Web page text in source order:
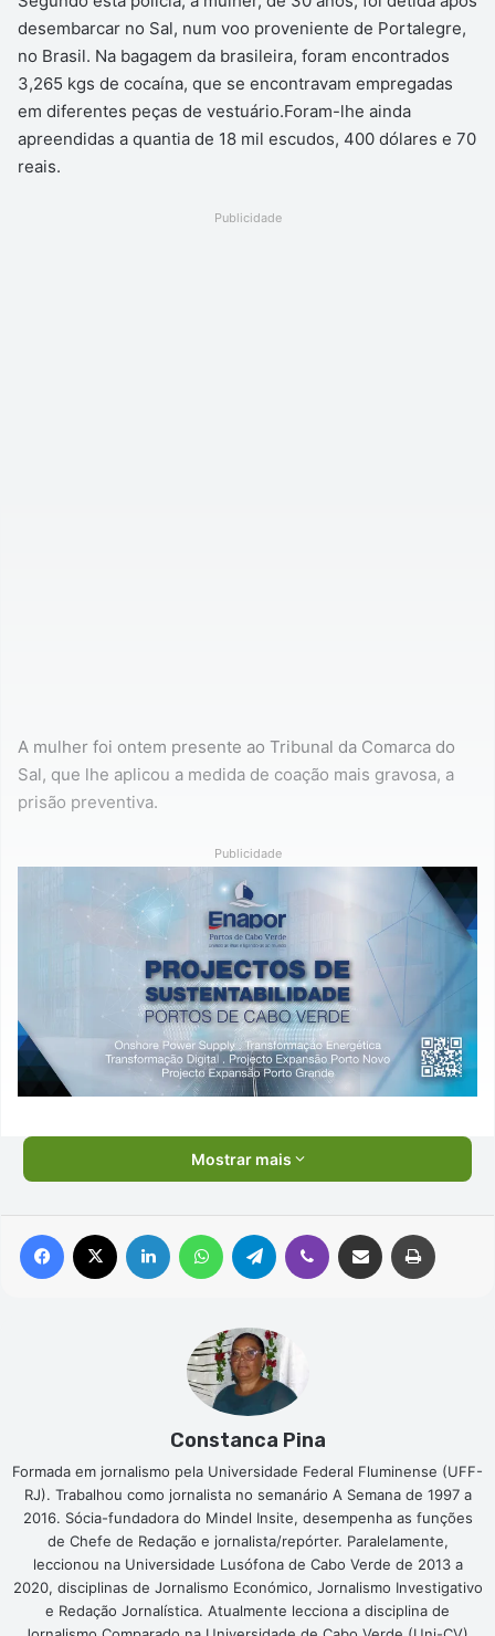
desembarcar no Sal, num voo proveniente de Portalegre,
no Brasil. Na bagagem da brasileira, foram encontrados
3,265 kgs de cocaína, que se encontravam empregadas
em diferentes peças de vestuário.Foram-lhe ainda
apreendidas a quantia de 18 mil escudos, 400 dólares e 70
reais.
Publicidade
A mulher foi ontem presente ao Tribunal da Comarca do
Sal, que lhe aplicou a medida de coação mais gravosa, a
prisão preventiva.
Publicidade
Mostrar mais
Facebook Linkedin WhatsAppTelegram Viber Compartilhar via e-mail
Constanca Pina
Formada em jornalismo pela Universidade Federal Fluminense (UFF-
RJ). Trabalhou como jornalista no semanário A Semana de 1997 a
2016. Sócia-fundadora do Mindel Insite, desempenha as funções
de Chefe de Redação e jornalista/repórter. Paralelamente,
leccionou na Universidade Lusófona de Cabo Verde de 2013 a
2020, disciplinas de Jornalismo Económico, Jornalismo Investigativo
e Redação Jornalística. Atualmente lecciona a disciplina de